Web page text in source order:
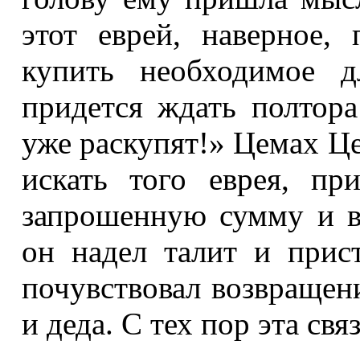
этот еврей,
купить необходимое
придется ждать
уже раскупят!» Цемах
искать того еврея,
запрошенную сумму и
он надел талит и
почувствовал
и деда. С тех пор эта